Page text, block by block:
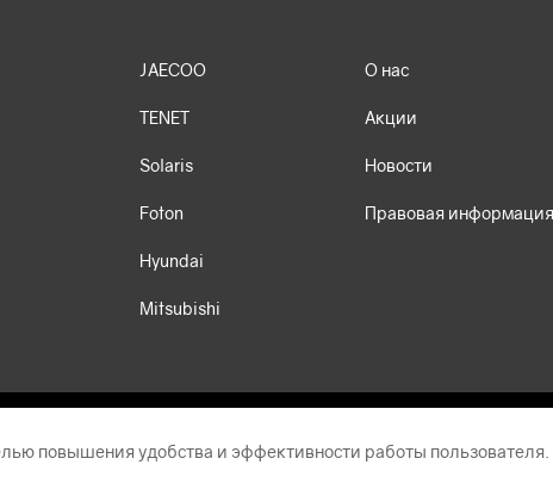
JAECOO
TENET
Solaris
Foton
Hyundai
Mitsubishi
О нас
Акции
Новости
Правовая информация
сайт носит исключительно информационный характер и ни при
Российской Федерации. Автоцентр АНТ ведет деятельность на
повышения удобства и эффективности работы пользователя.